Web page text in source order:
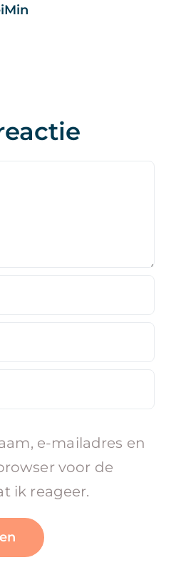
e-mailadres en
voor de
ik reageer.